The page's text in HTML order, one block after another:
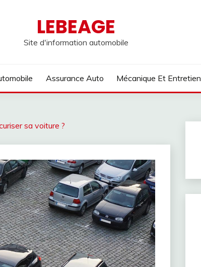
LEBEAGE
Site d'information automobile
Assurance Auto Mécanique Et Entretien
sa voiture ?